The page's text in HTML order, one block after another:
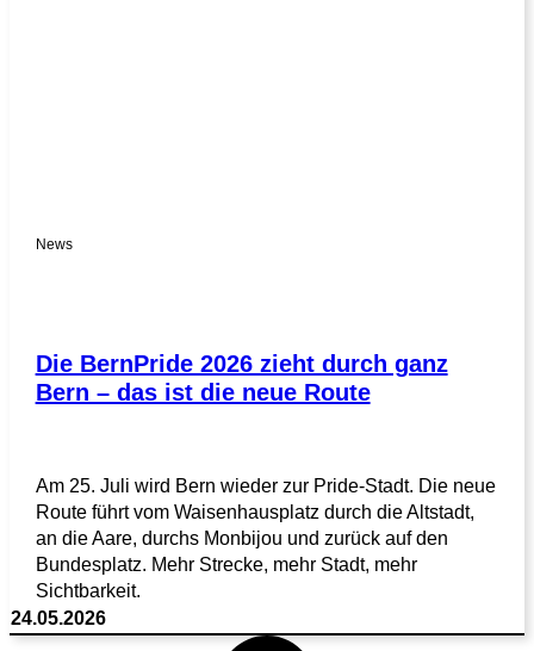
News
Die BernPride 2026 zieht durch ganz
Bern – das ist die neue Route
Am 25. Juli wird Bern wieder zur Pride-Stadt. Die neue
Route führt vom Waisenhausplatz durch die Altstadt,
an die Aare, durchs Monbijou und zurück auf den
Bundesplatz. Mehr Strecke, mehr Stadt, mehr
Sichtbarkeit.
24.05.2026